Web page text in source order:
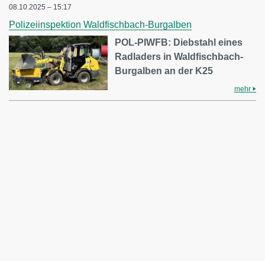
08.10.2025 – 15:17
Polizeiinspektion Waldfischbach-Burgalben
POL-PIWFB: Diebstahl eines
Radladers in Waldfischbach-
Burgalben an der K25
mehr